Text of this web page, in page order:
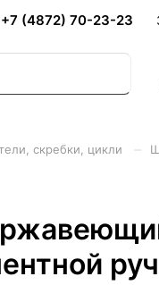
+7 (4872) 70-23-23
скребки, цикли